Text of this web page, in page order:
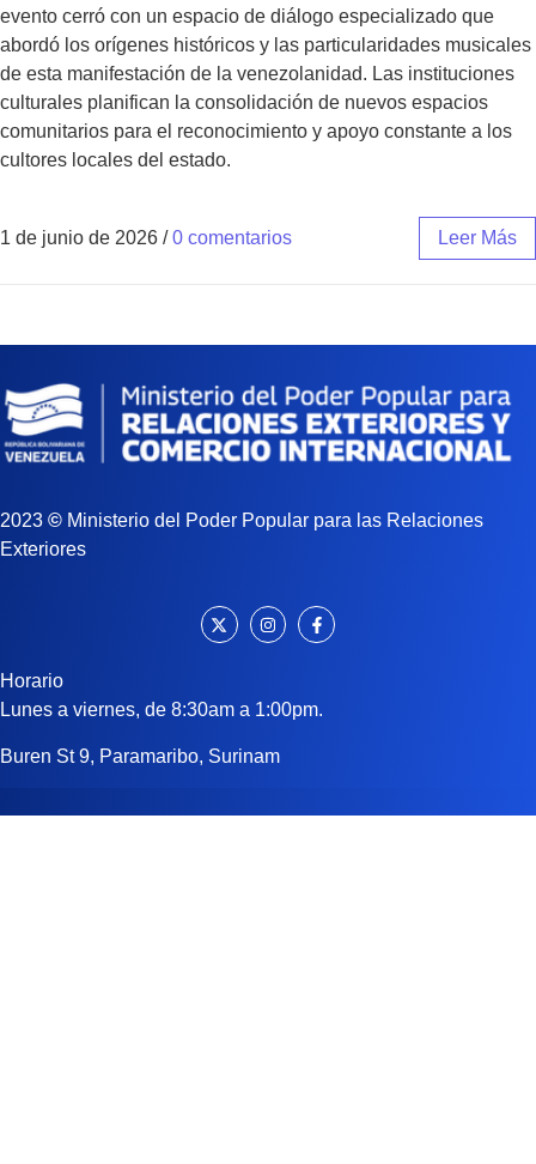
evento cerró con un espacio de diálogo especializado que
abordó los orígenes históricos y las particularidades musicales
de esta manifestación de la venezolanidad. Las instituciones
culturales planifican la consolidación de nuevos espacios
comunitarios para el reconocimiento y apoyo constante a los
cultores locales del estado.
1 de junio de 2026 / 0 comentarios Leer Más
2023 © Ministerio del Poder Popular para las Relaciones
Exteriores
Horario
Lunes a viernes, de 8:30am a 1:00pm.
Buren St 9, Paramaribo, Surinam